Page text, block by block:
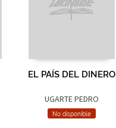
EL PAÍS DEL DINERO
UGARTE PEDRO
No disponible